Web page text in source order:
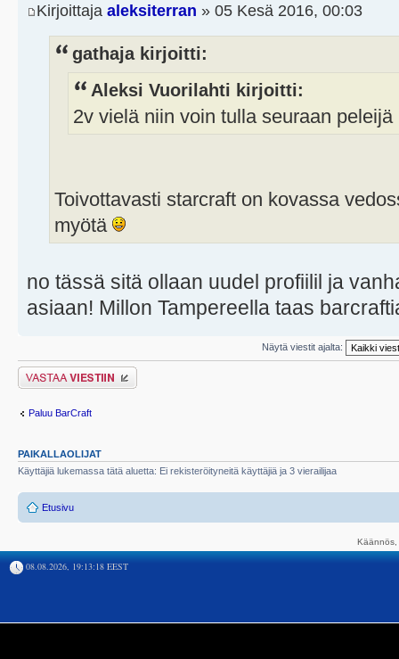
Kirjoittaja aleksiterran » 05 Kesä 2016, 00:03
gathaja kirjoitti:
Aleksi Vuorilahti kirjoitti:
2v vielä niin voin tulla seuraan
Toivottavasti starcraft on kovassa
myötä
no tässä sitä ollaan uudel profiilil ja
asiaan! Millon Tampereella taas
Näytä viestit ajalta:
Lähetä vastaus
Paluu BarCraft
PAIKALLAOLIJAT
Käyttäjiä lukemassa tätä aluetta: Ei rekisteröityneitä käyttäjiä ja 3 vierailijaa
Etusivu
08.08.2026, 19:13:18 EEST